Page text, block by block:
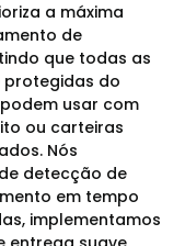
a máxima
de
que todas as
do
usar com
ou carteiras
Nós
detecção de
em tempo
implementamos